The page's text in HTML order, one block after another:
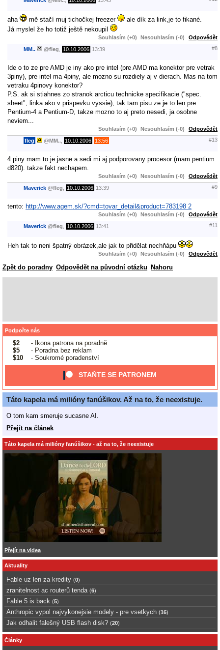
aha mě stačí muj tichočkej freezer
ale dík za link,je to fikané.
Já myslel že ho totiž ještě nekoupil
Souhlasím (+0) Nesouhlasím (-0) Odpovědět
MM.. @fleg 10.10.2006 13:39 #8
Ide o to ze pre AMD je iny ako pre intel (pre AMD ma konektor pre vetrak
3piny), pre intel ma 4piny, ale mozno su rozdiely aj v dierach. Mas na tom
vetraku 4pinovy konektor?
P.S. ak si stiahnes zo stranok arcticu technicke specifikacie ("spec.
sheet", linka ako v prispevku vyssie), tak tam pisu ze je to len pre
Pentium-4 a Pentium-D, takze mozno to aj preto nesedi, ja osobne
neviem...
Souhlasím (+0) Nesouhlasím (-0) Odpovědět
fleg @MM.. 10.10.2006 13:56 #13
4 piny mam to je jasne a sedi mi aj podporovany procesor (mam pentium
d820). takze fakt nechapem.
Souhlasím (+0) Nesouhlasím (-0) Odpovědět
Maverick @fleg 10.10.2006 13:39 #9
tento: http://www.agem.sk/?cmd=tovar_detail&product=783198 2
Souhlasím (+0) Nesouhlasím (-0) Odpovědět
Maverick @fleg 10.10.2006 13:41 #11
Heh tak to neni špatný obrázek,ale jak to přidělat nechňápu
Souhlasím (+0) Nesouhlasím (-0) Odpovědět
Zpět do poradny Odpovědět na původní otázku Nahoru
Podpořte nás
$2
- Ikona patrona na poradně
$5
- Poradna bez reklam
$10
- Soukromé poradenství
STAŇTE SE PATRONEM
Táto kapela má milióny fanúšikov. Až na to, že neexistuje.
O tom kam smeruje sucasne AI.
Přejít na článek
Táto kapela má milióny fanúšikov - až na to, že neexistuje
Přejít na videa
Aktuality
Fable uz len za kredity (0)
zranitelnost ac routerů tenda (6)
Fable 5 is back (5)
Anthropic vypol najvykonejsie modely - pre vsetkych (16)
Jak odhalit falešný USB flash disk? (20)
Články